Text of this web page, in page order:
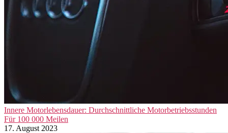
Innere Motorlebensdauer: Durchschnittliche Motorbetriebsstunden
Für 100 000 Meilen
17. August 2023